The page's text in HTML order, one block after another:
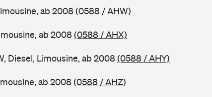
ab 2008(0588 / AHW)
ab 2008(0588 / AHX)
Diesel, Limousine, ab 2008(0588 / AHY)
ab 2008(0588 / AHZ)